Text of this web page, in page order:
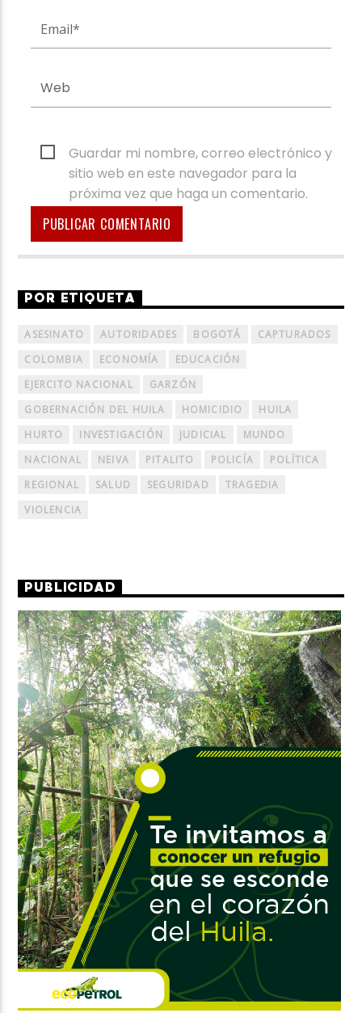
Guardar mi nombre, correo electrónico y
sitio web en este navegador para la
próxima vez que haga un comentario.
POR ETIQUETA
ASESINATO AUTORIDADES BOGOTÁ
CAPTURADOS
COLOMBIA
ECONOMÍA
EDUCACIÓN
EJERCITO NACIONAL
GARZÓN
GOBERNACIÓN DEL HUILA
HOMICIDIO
HUILA
HURTO
INVESTIGACIÓN JUDICIAL
MUNDO
NACIONAL
NEIVA PITALITO POLICÍA
POLÍTICA
REGIONAL
SALUD SEGURIDAD
TRAGEDIA
VIOLENCIA
PUBLICIDAD